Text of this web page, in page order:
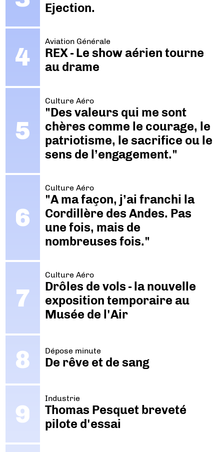
Ejection.
Aviation Générale
REX - Le show aérien tourne
au drame
Culture Aéro
"Des valeurs qui me sont
chères comme le courage, le
patriotisme, le sacrifice ou le
sens de l’engagement."
Culture Aéro
"A ma façon, j’ai franchi la
Cordillère des Andes. Pas
une fois, mais de
nombreuses fois."
Culture Aéro
Drôles de vols - la nouvelle
exposition temporaire au
Musée de l'Air
Dépose minute
De rêve et de sang
Industrie
Thomas Pesquet breveté
pilote d'essai